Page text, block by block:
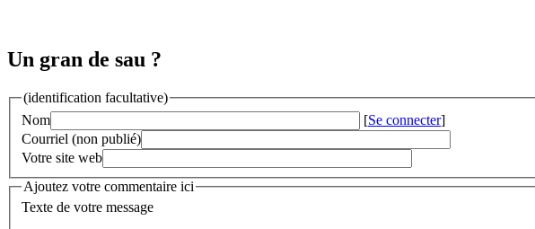
Un gran de sau ?
(identification facultative)
Nom
[Se connecter]
Courriel (non publié)
Votre site web
Ajoutez votre commentaire ici
Texte de votre message